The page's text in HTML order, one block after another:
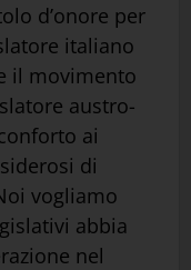
d’onore per
italiano
il movimento
austro-
ai
di
vogliamo
abbia
nel